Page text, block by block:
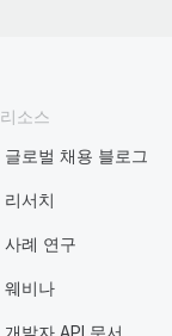
리소스
글로벌 채용 블로그
리서치
사례 연구
웨비나
개발자 API 문서